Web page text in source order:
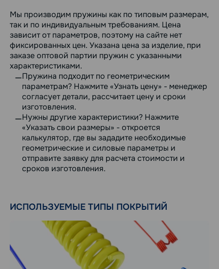
Мы производим пружины как по типовым размерам,
так и по индивидуальным требованиям. Цена
зависит от параметров, поэтому на сайте нет
фиксированных цен. Указана цена за изделие, при
заказе оптовой партии пружин с указанными
характеристиками.
Пружина подходит по геометрическим
параметрам? Нажмите «Узнать цену» - менеджер
согласует детали, рассчитает цену и сроки
изготовления.
Нужны другие характеристики? Нажмите
«Указать свои размеры» - откроется
калькулятор, где вы зададите необходимые
геометрические и силовые параметры и
отправите заявку для расчета стоимости и
сроков изготовления.
ИСПОЛЬЗУЕМЫЕ ТИПЫ ПОКРЫТИЙ